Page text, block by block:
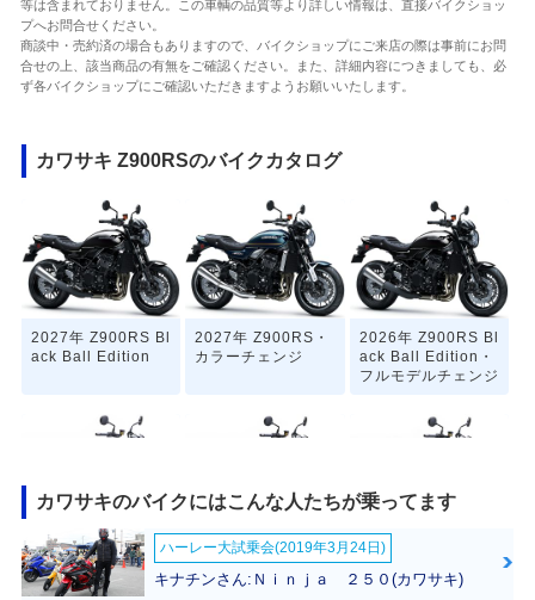
等は含まれておりません。この車輌の品質等より詳しい情報は、直接バイクショッ
プへお問合せください。
商談中・売約済の場合もありますので、バイクショップにご来店の際は事前にお問
合せの上、該当商品の有無をご確認ください。また、詳細内容につきましても、必
ず各バイクショップにご確認いただきますようお願いいたします。
カワサキ Z900RSのバイクカタログ
2027年 Z900RS Bl
ack Ball Edition
2027年 Z900RS・
カラーチェンジ
2026年 Z900RS Bl
ack Ball Edition・
フルモデルチェンジ
2025年 Z900RS・
カラーチェンジ
2025年 Z900RS・
カラーチェンジ
2024年 Z900RS Y
ellow Ball Editio
n・特別・限定仕様
カワサキのバイクにはこんな人たちが乗ってます
ハーレー大試乗会(2019年3月24日)
キナチンさん:Ｎｉｎｊａ ２５０(カワサキ)